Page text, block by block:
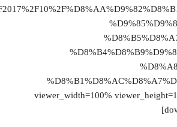
viewer_width=100%